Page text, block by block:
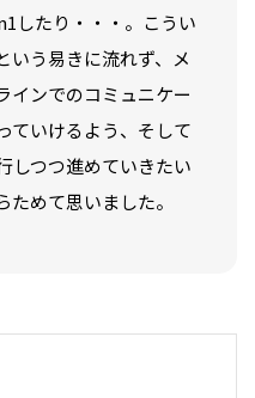
したり・・・。こうい
いう易きに流れず、メ
インでのコミュニケー
ていけるよう、そして
しつつ進めていきたい
ためて思いました。